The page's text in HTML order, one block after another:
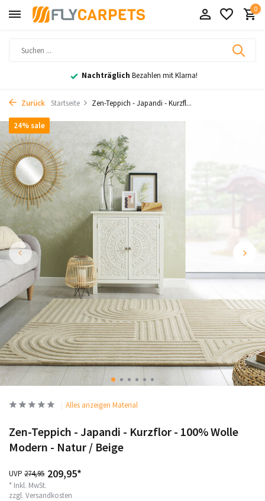
0
Nachträglich Bezahlen mit Klarna!
Zurück Startseite Zen-Teppich - Japandi - Kurzfl...
24% sale
Alles anzeigen Material
Zen-Teppich - Japandi - Kurzflor - 100% Wolle
Modern - Natur / Beige
UVP 274,95 209,95*
* Inkl. MwSt.
zzgl. Versandkosten